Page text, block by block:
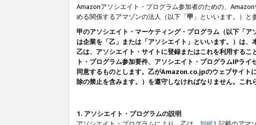
Amazonアソシエイト・プログラム参加者のための、
める関係するアマゾンの法人（以下「甲 」といいます。）と
甲のアソシエイト・マーケティング・プログラム（以下「
は企業を「乙」または「アソシエイト」といいます。）は
乙は、アソシエイト・サイトに登録またはこれを利用するこ
ト・プログラム参加要件、アソシエイト・プログラムIPラ
同意するものとします。乙がAmazon.co.jpのウェブサイト
除の禁止を含みます。）を遵守しなければなりません。これ
1. アソシエイト・プログラムの説明